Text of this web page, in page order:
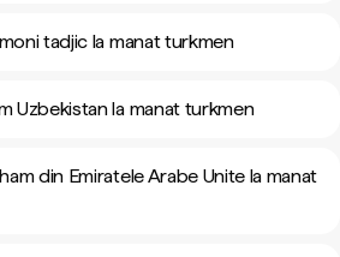
tadjic la manat turkmen
Uzbekistan la manat turkmen
din Emiratele Arabe Unite la manat